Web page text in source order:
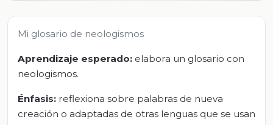
Mi glosario de neologismos
Aprendizaje esperado: elabora un glosario con
neologismos.
Énfasis: reflexiona sobre palabras de nueva
creación o adaptadas de otras lenguas que se usan